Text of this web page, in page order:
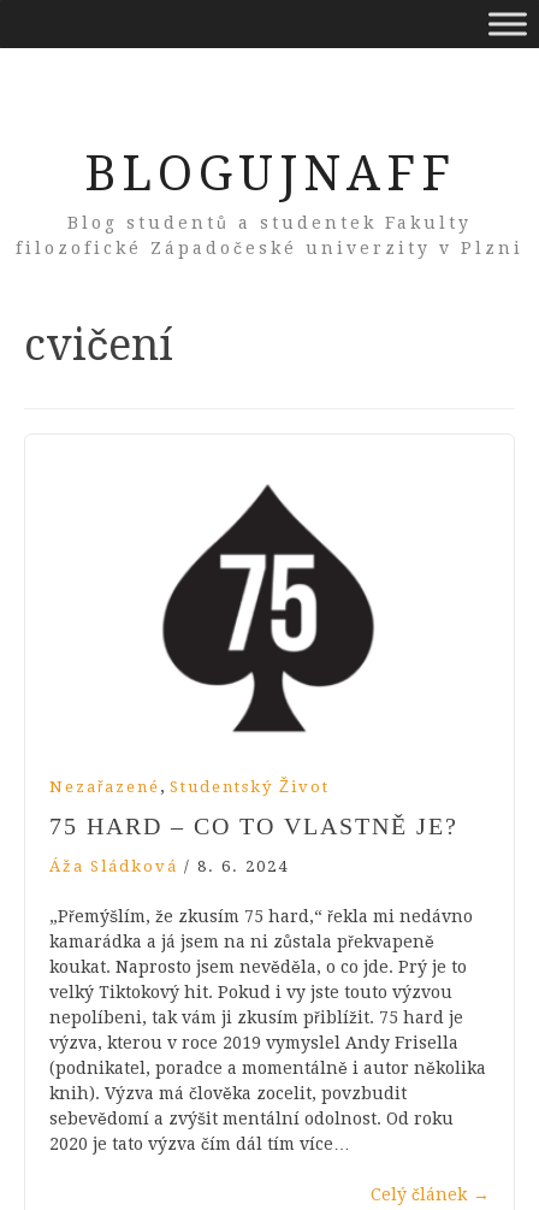
BLOGUJNAFF
Blog studentů a studentek Fakulty
filozofické Západočeské univerzity v Plzni
Tag:
cvičení
Nezařazené , Studentský Život
75 HARD – CO TO VLASTNĚ JE?
Áža Sládková / 8. 6. 2024
„Přemýšlím, že zkusím 75 hard,“ řekla mi nedávno
kamarádka a já jsem na ni zůstala překvapeně
koukat. Naprosto jsem nevěděla, o co jde. Prý je to
velký Tiktokový hit. Pokud i vy jste touto výzvou
nepolíbeni, tak vám ji zkusím přiblížit. 75 hard je
výzva, kterou v roce 2019 vymyslel Andy Frisella
(podnikatel, poradce a momentálně i autor několika
knih). Výzva má člověka zocelit, povzbudit
sebevědomí a zvýšit mentální odolnost. Od roku
2020 je tato výzva čím dál tím více…
Celý článek →